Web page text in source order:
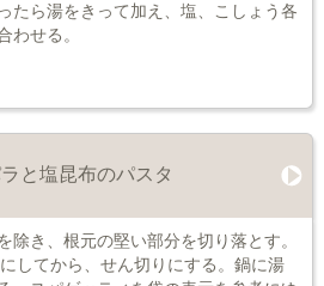
たら湯をきって加え、塩、こしょう各
わせる。
と塩昆布のパスタ
除き、根元の堅い部分を切り落とす。
してから、せん切りにする。鍋に湯